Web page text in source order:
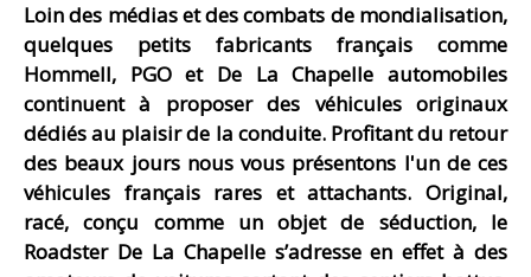
Loin des médias et des combats de mondialisation,
quelques petits fabricants français comme
Hommell, PGO et De La Chapelle automobiles
continuent à proposer des véhicules originaux
dédiés au plaisir de la conduite. Profitant du retour
des beaux jours nous vous présentons l'un de ces
véhicules français rares et attachants. Original,
racé, conçu comme un objet de séduction, le
Roadster De La Chapelle s’adresse en effet à des